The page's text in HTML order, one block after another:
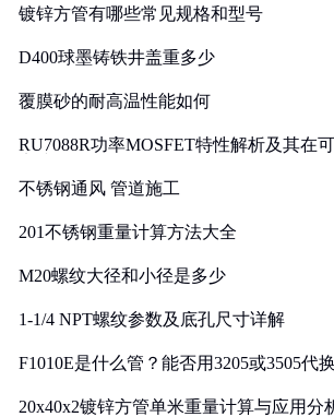
镀锌方管有哪些常见规格和型号
D400球墨铸铁井盖重多少
覆膜砂的耐高温性能如何
RU7088R功率MOSFET特性解析及其在
不锈钢通风 管道施工
201不锈钢重量计算方法大全
M20螺纹大径和小径是多少
1-1/4 NPT螺纹参数及底孔尺寸详解
F1010E是什么管？能否用3205或3505代换
20x40x2镀锌方管单米重量计算与应用分